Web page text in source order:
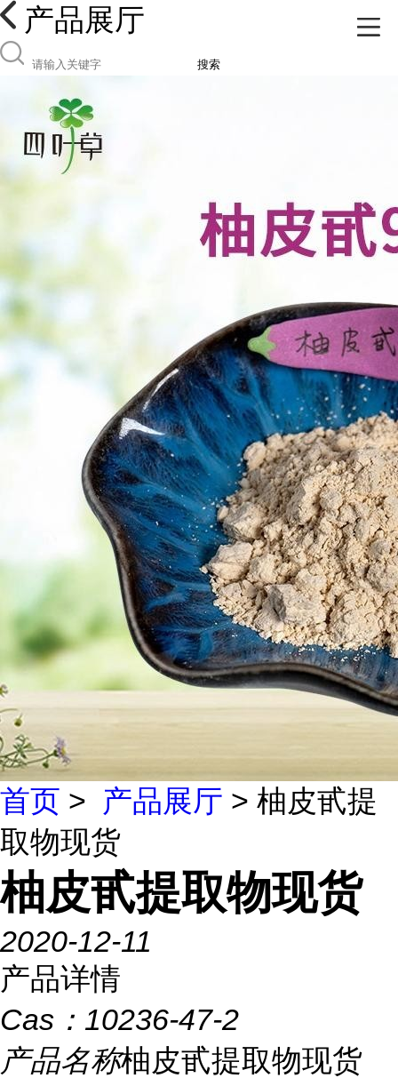
产品展厅
搜索
首页 > 产品展厅 > 柚皮甙提
取物现货
柚皮甙提取物现货
2020-12-11
产品详情
Cas： 10236-47-2
产品名称柚皮甙提取物现货